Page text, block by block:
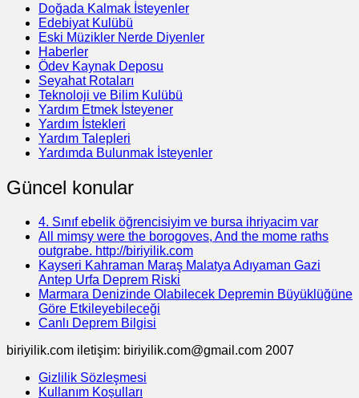
Doğada Kalmak İsteyenler
Edebiyat Kulübü
Eski Müzikler Nerde Diyenler
Haberler
Ödev Kaynak Deposu
Seyahat Rotaları
Teknoloji ve Bilim Kulübü
Yardım Etmek İsteyener
Yardım İstekleri
Yardım Talepleri
Yardımda Bulunmak İsteyenler
Güncel konular
4. Sınıf ebelik öğrencisiyim ve bursa ihriyacim var
All mimsy were the borogoves, And the mome raths
outgrabe. http://biriyilik.com
Kayseri Kahraman Maraş Malatya Adıyaman Gazi
Antep Urfa Deprem Riski
Marmara Denizinde Olabilecek Depremin Büyüklüğüne
Göre Etkileyebileceği
Canlı Deprem Bilgisi
biriyilik.com iletişim: biriyilik.com@gmail.com 2007
Gizlilik Sözleşmesi
Kullanım Koşulları